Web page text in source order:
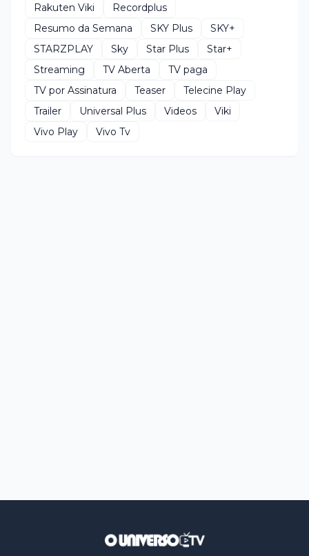
Rakuten Viki
Recordplus
Resumo da Semana
SKY Plus
SKY+
STARZPLAY
Sky Star Plus
Star+
Streaming
TV Aberta
TV paga
TV por Assinatura
Teaser
Telecine Play
Trailer
Universal Plus Videos
Viki
Vivo Play
Vivo Tv